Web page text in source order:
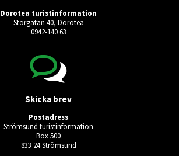
Dorotea turistinformation
Storgatan 40, Dorotea
0942-140 63
Skicka brev
Postadress
Strömsund turistinformation
Box 500
833 24 Strömsund